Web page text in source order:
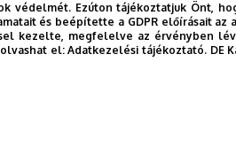
védelmét. Ezúton tájékoztatjuk Önt,
és beépítette a GDPR előírásait az
kezelte, megfelelve az érvényben
olvashat el:Adatkezelési tájékoztató. DE